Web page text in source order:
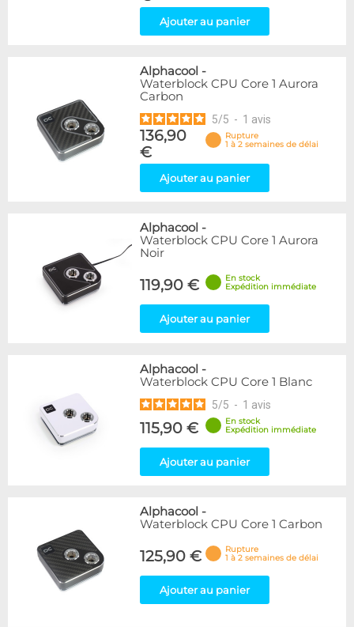
Ajouter au panier
Alphacool -
Waterblock CPU Core 1 Aurora
Carbon
5/5 - 1 avis
136,90
€
Rupture
1 à 2 semaines de délai
Ajouter au panier
Alphacool -
Waterblock CPU Core 1 Aurora
Noir
119,90 €
En stock
Expédition immédiate
Ajouter au panier
Alphacool -
Waterblock CPU Core 1 Blanc
5/5 - 1 avis
115,90 €
En stock
Expédition immédiate
Ajouter au panier
Alphacool -
Waterblock CPU Core 1 Carbon
125,90 €
Rupture
1 à 2 semaines de délai
Ajouter au panier